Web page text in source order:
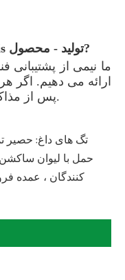
What's Your Warranty for This تولید - محصول?
ما نیمی از
ارائه می دهیم. اگر
پس از مذاکره در قبال آن مسئول خواهیم بود.
تگ های داغ: حصیر
حمل با لیوان ساکشن
کنندگان ، عمده